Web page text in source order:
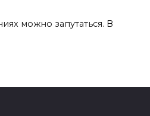
можно запутаться. В